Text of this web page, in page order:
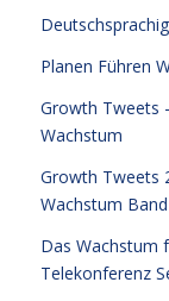
Planen Führen
Growth Tweets
Wachstum
Growth Tweets
Wachstum
Das Wachstum
Telekonferenz